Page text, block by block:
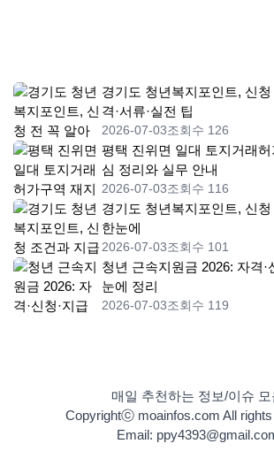
경기도 청년복지포인트, 신
격·서류·실전 팁
2026-07-03조회수 126
평택 진위면 일대 토지거래
심 정리와 실무 안내
2026-07-03조회수 116
경기도 청년복지포인트, 신
한눈에
2026-07-03조회수 101
청년 근속지원금 2026: 자격·
눈에 정리
2026-07-03조회수 119
매일 추천하는 정보/이슈 모
Copyrightⓒ moainfos.com All
Email: